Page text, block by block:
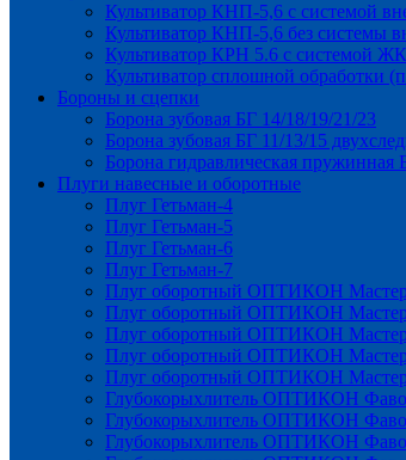
Культиватор КНП-5,6 с системой
Культиватор КНП-5,6 без системы
Культиватор КРН 5.6 с системой
Культиватор сплошной обработки
Бороны и сцепки
Борона зубовая БГ 14/18/19/21/23
Борона зубовая БГ 11/13/15
Борона гидравлическая пружинная
Плуги навесные и оборотные
Плуг Гетьман-4
Плуг Гетьман-5
Плуг Гетьман-6
Плуг Гетьман-7
Плуг оборотный ОПТИКОН
Плуг оборотный ОПТИКОН
Плуг оборотный ОПТИКОН
Плуг оборотный ОПТИКОН
Плуг оборотный ОПТИКОН
Глубокорыхлитель ОПТИКОН
Глубокорыхлитель ОПТИКОН
Глубокорыхлитель ОПТИКОН